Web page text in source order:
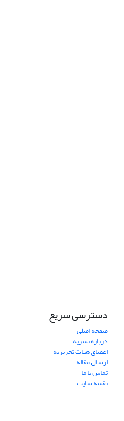
دسترسی سریع
صفحه اصلی
درباره نشریه
اعضای هیات تحریریه
ارسال مقاله
تماس با ما
نقشه سایت